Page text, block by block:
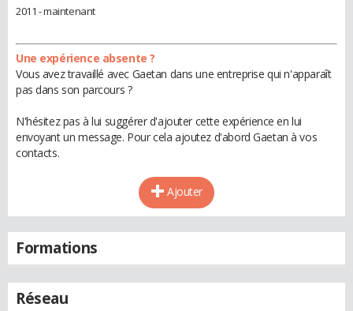
2011 - maintenant
Une expérience absente ?
Vous avez travaillé avec Gaetan dans une entreprise qui n'apparaît
pas dans son parcours ?
N'hésitez pas à lui suggérer d'ajouter cette expérience en lui
envoyant un message. Pour cela ajoutez d'abord Gaetan à vos
contacts.
Ajouter
Formations
Réseau